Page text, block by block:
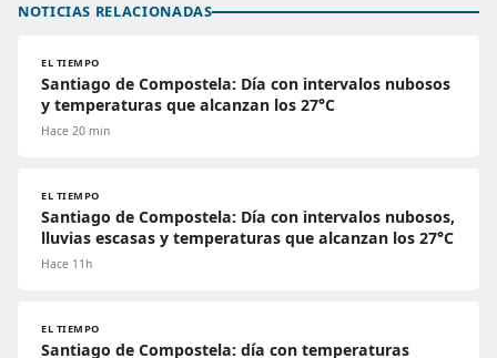
NOTICIAS RELACIONADAS
EL TIEMPO
Santiago de Compostela: Día con intervalos nubosos
y temperaturas que alcanzan los 27°C
Hace 20 min
EL TIEMPO
Santiago de Compostela: Día con intervalos nubosos,
lluvias escasas y temperaturas que alcanzan los 27°C
Hace 11h
EL TIEMPO
Santiago de Compostela: día con temperaturas